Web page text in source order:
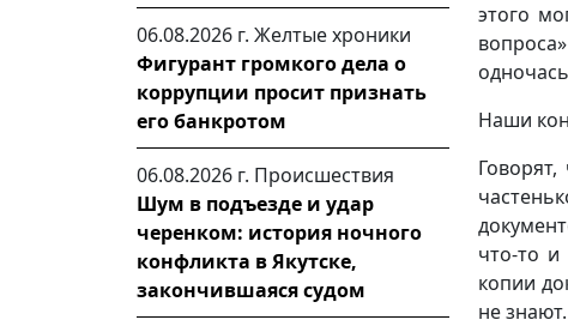
06.08.2026 г. Желтые хроники
Фигурант громкого дела о
коррупции просит признать
его банкротом
06.08.2026 г. Происшествия
Шум в подъезде и удар
черенком: история ночного
конфликта в Якутске,
закончившаяся судом
этого
Наши
что-то
копии
не знают.